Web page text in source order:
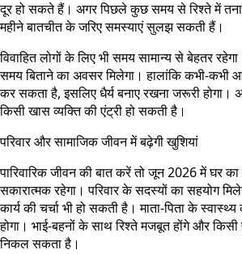
दूर हो सकते हैं। अगर पिछले कुछ समय से रिश्ते में
महीने बातचीत के जरिए समस्याएं सुलझ सकती हैं।
विवाहित लोगों के लिए भी समय सामान्य से बेहतर
समय बिताने का अवसर मिलेगा। हालांकि कभी-कभी
कर सकता है, इसलिए धैर्य बनाए रखना जरूरी होगा।
किसी खास व्यक्ति की एंट्री हो सकती है।
परिवार और सामाजिक जीवन में बढ़ेगी खुशियां
पारिवारिक जीवन की बात करें तो जून 2026 में घर
सकारात्मक रहेगा। परिवार के सदस्यों का सहयोग
कार्य की चर्चा भी हो सकती है। माता-पिता के
होगा। भाई-बहनों के साथ रिश्ते मजबूत होंगे और किसी
निकल सकता है।